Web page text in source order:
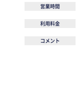
営業時間
利用料金
コメント